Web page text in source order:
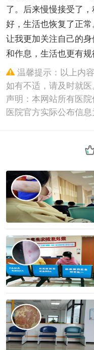
了。后来慢慢接受了
好，生活也恢复了正
让我更加关注自己的
和作息，生活也更有规
温馨提示：以上内
如有不适，请及时就医
声明：本网站所有医
医院官方实际公布信息